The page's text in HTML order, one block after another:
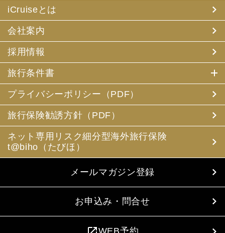
iCruiseとは
会社案内
採用情報
旅行条件書
プライバシーポリシー（PDF）
旅行保険勧誘方針（PDF）
ネット専用リスク細分型海外旅行保険
t@biho（たびほ）
メールマガジン登録
お申込み・問合せ
WEB予約